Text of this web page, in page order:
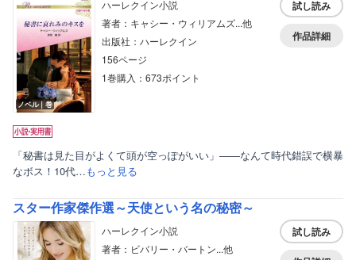
ノベル｜巻
ハーレクイン小説
著者：キャシー・ウィリアムズ...他
出版社：ハーレクイン
156ページ
1巻購入：673ポイント
試し読み
作品詳細
「秘書は見た目がよくて頭が空っぽがいい」――なんて時代錯誤で横暴
なボス！10代…もっと見る
スター作家傑作選～天使という名の秘密～
ハーレクイン小説
著者：ビバリー・バートン...他
試し読み